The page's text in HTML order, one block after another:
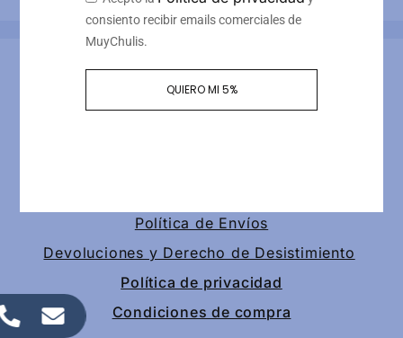
Información de contacto
Calle tomas redondo 3, piso 4, puerta 2
Política de Envíos
Devoluciones y Derecho de Desistimiento
Política de privacidad
Condiciones de compra
consiento recibir emails comerciales de
MuyChulis.
QUIERO MI 5%